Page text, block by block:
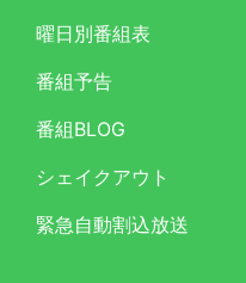
曜日別番組表
番組予告
番組BLOG
シェイクアウト
緊急自動割込放送